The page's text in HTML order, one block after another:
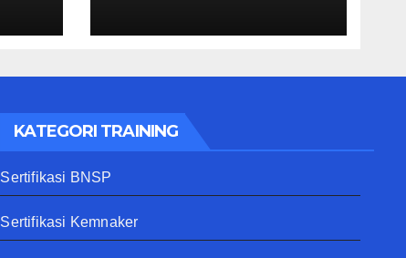
SKEMA MANAGER
JAUH
KATEGORI TRAINING
Sertifikasi BNSP
Sertifikasi Kemnaker